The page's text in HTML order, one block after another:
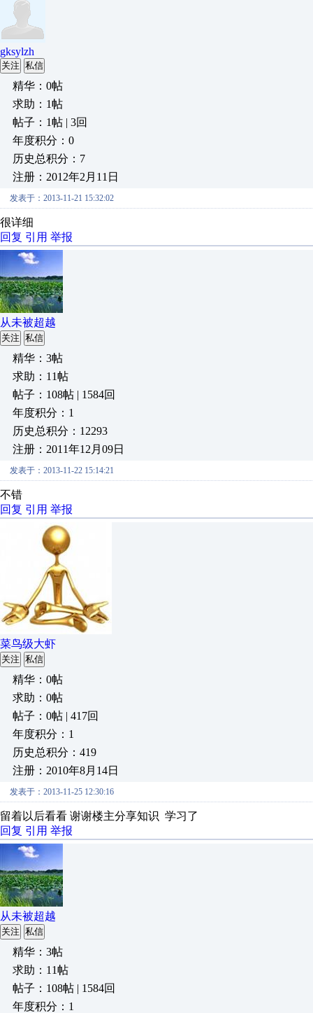
gksylzh
关注 私信
精华：0帖
求助：1帖
帖子：1帖 | 3回
年度积分：0
历史总积分：7
注册：2012年2月11日
发表于：2013-11-21 15:32:02
很详细
回复 引用 举报
从未被超越
关注 私信
精华：3帖
求助：11帖
帖子：108帖 | 1584回
年度积分：1
历史总积分：12293
注册：2011年12月09日
发表于：2013-11-22 15:14:21
不错
回复 引用 举报
菜鸟级大虾
关注 私信
精华：0帖
求助：0帖
帖子：0帖 | 417回
年度积分：1
历史总积分：419
注册：2010年8月14日
发表于：2013-11-25 12:30:16
留着以后看看 谢谢楼主分享知识 学习了
回复 引用 举报
从未被超越
关注 私信
精华：3帖
求助：11帖
帖子：108帖 | 1584回
年度积分：1